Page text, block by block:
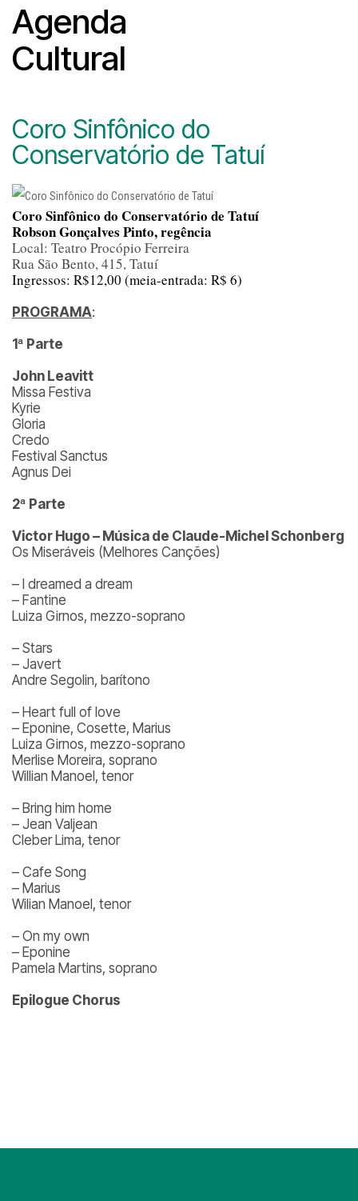
Agenda
Cultural
Coro Sinfônico do
Conservatório de Tatuí
Coro Sinfônico do Conservatório de Tatuí
Robson Gonçalves Pinto, regência
Local: Teatro Procópio Ferreira
Rua São Bento, 415, Tatuí
Ingressos: R$12,00 (meia-entrada: R$ 6)
PROGRAMA:
1ª Parte
John Leavitt
Missa Festiva
Kyrie
Gloria
Credo
Festival Sanctus
Agnus Dei
2ª Parte
Victor Hugo – Música de Claude-Michel Schonberg
Os Miseráveis (Melhores Canções)
– I dreamed a dream
– Fantine
Luiza Girnos, mezzo-soprano
– Stars
– Javert
Andre Segolin, barítono
– Heart full of love
– Eponine, Cosette, Marius
Luiza Girnos, mezzo-soprano
Merlise Moreira, soprano
Willian Manoel, tenor
– Bring him home
– Jean Valjean
Cleber Lima, tenor
– Cafe Song
– Marius
Wilian Manoel, tenor
– On my own
– Eponine
Pamela Martins, soprano
Epilogue Chorus